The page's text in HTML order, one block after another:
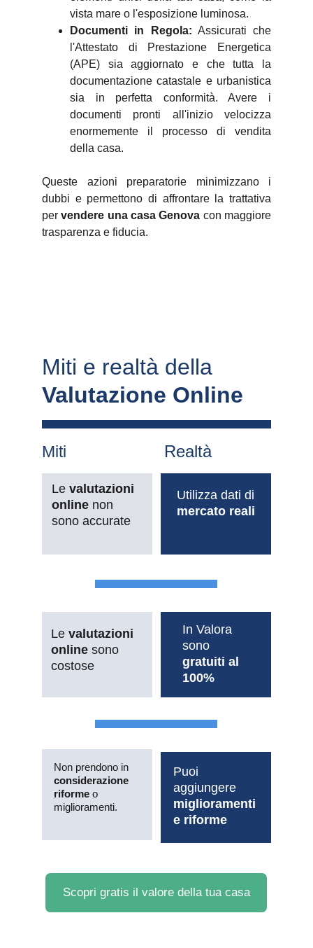
vista mare o l'esposizione luminosa.
Documenti in Regola: Assicurati che
l'Attestato di Prestazione Energetica
(APE) sia aggiornato e che tutta la
documentazione catastale e urbanistica
sia in perfetta conformità. Avere i
documenti pronti all'inizio velocizza
enormemente il processo di vendita
della casa.
Queste azioni preparatorie minimizzano i
dubbi e permettono di affrontare la trattativa
pervendere una casa Genova con maggiore
trasparenza e fiducia.
Scopri gratis il valore della tua casa
Miti e realtà della
Valutazione Online
Miti Realtà
Le valutazioni
online non
sono accurate
Le valutazioni
online sono
costose
Non prendono in
considerazione
riforme o
miglioramenti.
Utilizza dati di
mercato reali
In Valora
sono
gratuiti al
100%
Puoi
aggiungere
miglioramenti
e riforme